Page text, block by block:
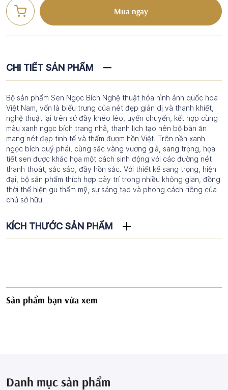
Mua ngay
CHI TIẾT SẢN PHẨM
Bộ sản phẩm Sen Ngọc Bích Nghệ thuật hóa hình ảnh quốc hoa
Việt Nam, vốn là biểu trưng của nét đẹp giản dị và thanh khiết,
nghệ thuật lại trên sứ đầy khéo léo, uyển chuyển, kết hợp cùng
màu xanh ngọc bích trang nhã, thanh lịch tạo nên bộ bàn ăn
mang nét đẹp tinh tế và thấm đượm hồn Việt. Trên nền xanh
ngọc bích quý phái, cùng sắc vàng vương giả, sang trọng, họa
tiết sen được khắc họa một cách sinh động với các đường nét
thanh thoát, sắc sảo, đầy hồn sắc. Với thiết kế sang trọng, hiện
đại, bộ sản phẩm thích hợp bày trí trong nhiều không gian, đồng
thời thể hiện gu thẩm mỹ, sự sáng tạo và phong cách riêng của
chủ sở hữu.
KÍCH THƯỚC SẢN PHẨM
Sản phẩm bạn vừa xem
Danh mục sản phẩm